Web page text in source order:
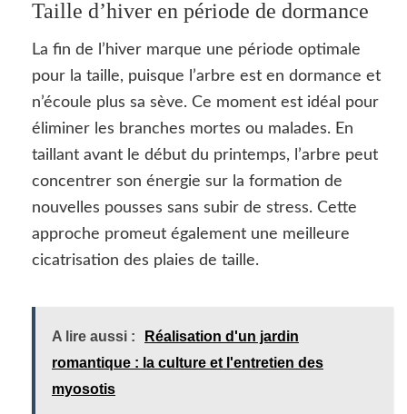
Taille d’hiver en période de dormance
La fin de l’hiver marque une période optimale
pour la taille, puisque l’arbre est en dormance et
n’écoule plus sa sève. Ce moment est idéal pour
éliminer les branches mortes ou malades. En
taillant avant le début du printemps, l’arbre peut
concentrer son énergie sur la formation de
nouvelles pousses sans subir de stress. Cette
approche promeut également une meilleure
cicatrisation des plaies de taille.
A lire aussi :
Réalisation d'un jardin
romantique : la culture et l'entretien des
myosotis